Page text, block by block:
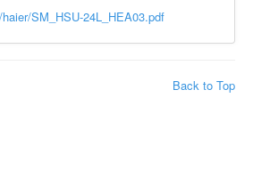
SM_HSU-24L_HEA03.pdf
Back to Top